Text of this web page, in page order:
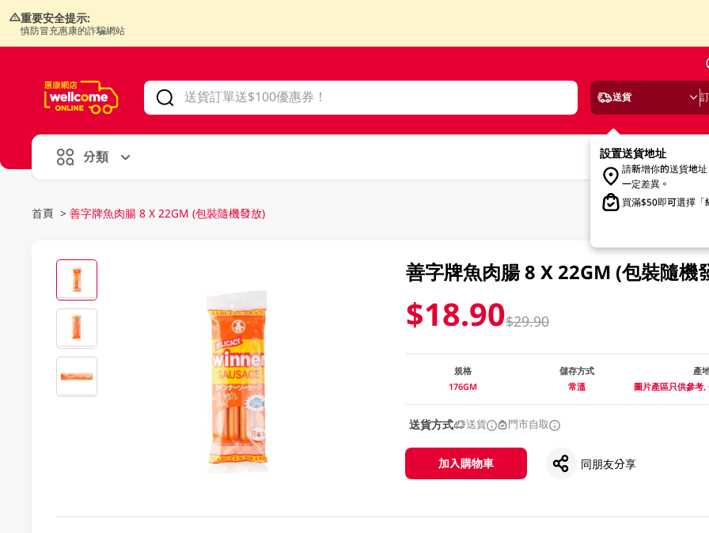
重要安全提示:
慎防冒充惠康的詐騙網站
送貨
設置送貨地址
請新增你的送貨地
一定差異。
買滿$50即可選擇「
分類
首頁 > 善字牌魚肉腸 8 X 22GM (包裝隨機發放)
善字牌魚肉腸 8 X 22GM (包裝隨機
$18.90$29.90
規格
176GM
儲存方式
常溫
產
圖片產區只供參考
送貨方式 送貨 門市自取
加入購物車 同朋友分享